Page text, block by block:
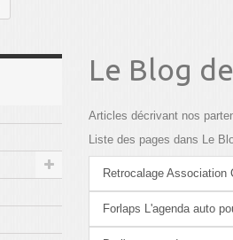
Le Blog
Articles décrivant nos
Liste des pages dans Le
Retrocalage Association
Forlaps L'agenda auto